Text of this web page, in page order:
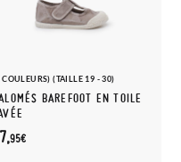
COULEURS) (TAILLE 19 - 30)
BAREFOOT EN TOILE
95€